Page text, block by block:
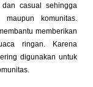
casual sehingga
komunitas.
memberikan
ringan. Karena
digunakan untuk